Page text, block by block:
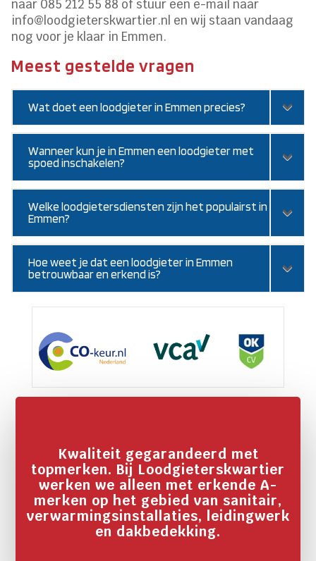
naar 085 212 55 88 of stuur een e-mail naar
info@loodgieterskwartier.nl en wij staan vandaag
nog voor je klaar in Emmen.
Meest gestelde vragen
Wat doet een loodgieter in Emmen precies?
Wanneer kun je in Emmen een loodgieter met
spoed inschakelen?
Welke loodgietersdiensten zijn het populairst in
Emmen?
Hoe weet je dat een loodgieter in Emmen
betrouwbaar en erkend is?
Kwaliteit gegarandeerd met
topmerken. Bij Loodgieterskwartier
werken we alleen met erkende A-
merken op het gebied van sanitair,
verwarmingsinstallaties, leidingwerk
en dakbedekking.